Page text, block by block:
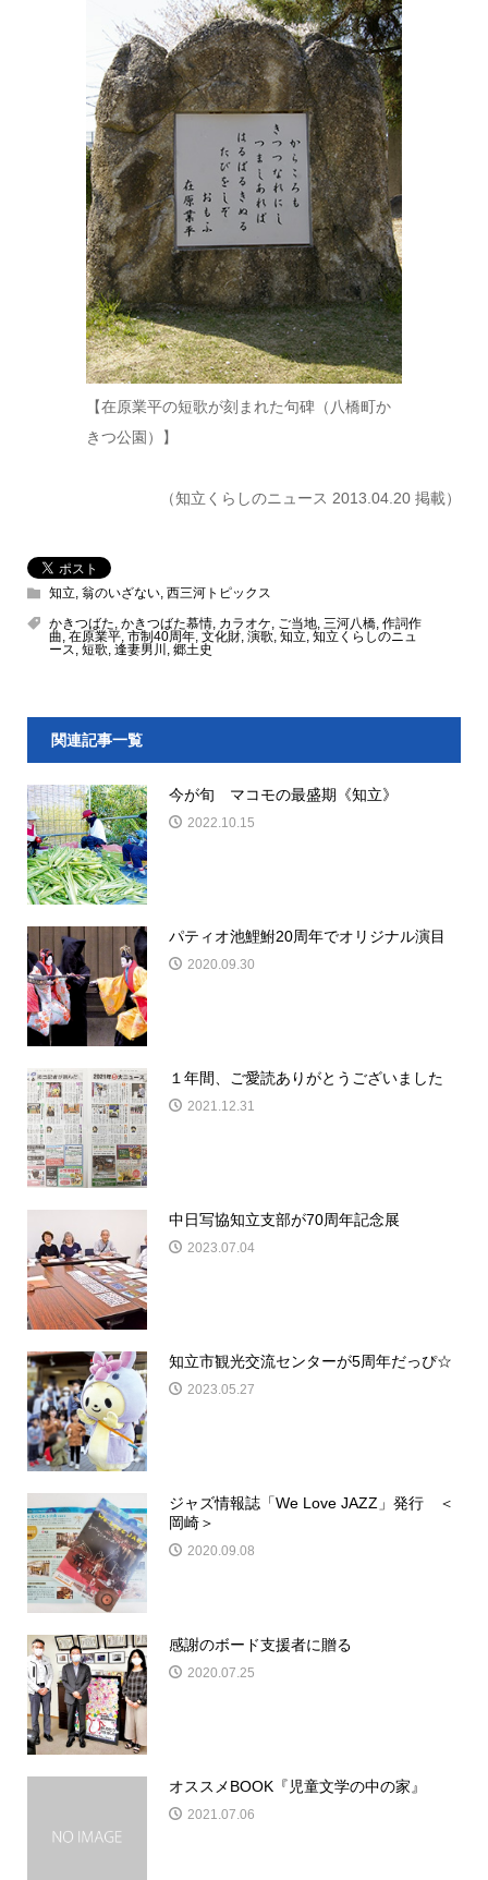
【在原業平の短歌が刻まれた句碑（八橋町か
きつ公園）】
（知立くらしのニュース 2013.04.20 掲載）
知立, 翁のいざない, 西三河トピックス
かきつばた, かきつばた慕情, カラオケ, ご当地, 三河八橋, 作詞作
曲, 在原業平, 市制40周年, 文化財, 演歌, 知立, 知立くらしのニュ
ース, 短歌, 逢妻男川 , 郷土史
関連記事一覧
今が旬 マコモの最盛期《知立》
2022.10.15
パティオ池鯉鮒20周年でオリジナル演目
2020.09.30
１年間、ご愛読ありがとうございました
2021.12.31
中日写協知立支部が70周年記念展
2023.07.04
知立市観光交流センターが5周年だっぴ☆
2023.05.27
ジャズ情報誌「We Love JAZZ」発行 ＜
岡崎＞
2020.09.08
感謝のボード支援者に贈る
2020.07.25
オススメBOOK『児童文学の中の家』
2021.07.06